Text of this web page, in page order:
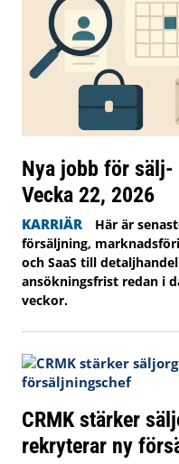
Nya jobb för
Vecka 22, 2026
KARRIÄR
Här är
försäljning,
och SaaS till
ansökningsfrist redan i
veckor.
CRMK stärker
rekryterar ny